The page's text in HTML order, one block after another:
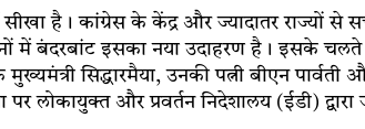
है। कांग्रेस के केंद्र और ज्यादातर राज्यों से
में बंदरबांट इसका नया उदाहरण है। इसके
सिद्धारमैया, उनकी पत्नी बीएन
पर लोकायुक्त और प्रवर्तन निदेशालय (ईडी)